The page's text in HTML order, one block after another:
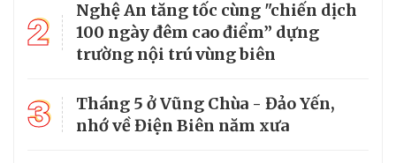
2
Nghệ An tăng tốc cùng "chiến dịch
100 ngày đêm cao điểm” dựng
trường nội trú vùng biên
3
Tháng 5 ở Vũng Chùa - Đảo Yến,
nhớ về Điện Biên năm xưa